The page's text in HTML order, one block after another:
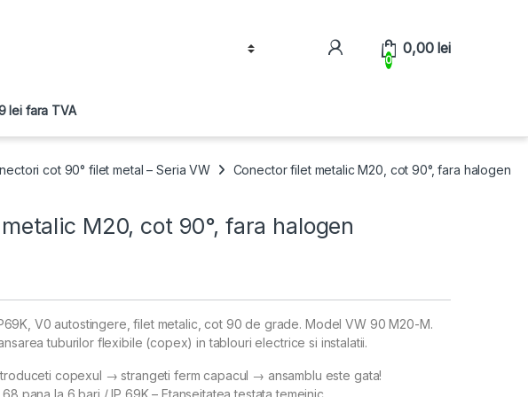
0
0,00 lei
lei fara TVA
cot 90° filet metal – Seria VW Conector filet metalic M20, cot 90°, fara halogen
M20, cot 90°, fara halogen
V0 autostingere, filet metalic, cot 90 de grade. Model VW 90 M20-M.
tuburilor flexibile (copex) in tablouri electrice si instalatii.
copexul → strangeti ferm capacul → ansamblu este gata!